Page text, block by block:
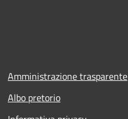
Amministrazione trasparente
Albo pretorio